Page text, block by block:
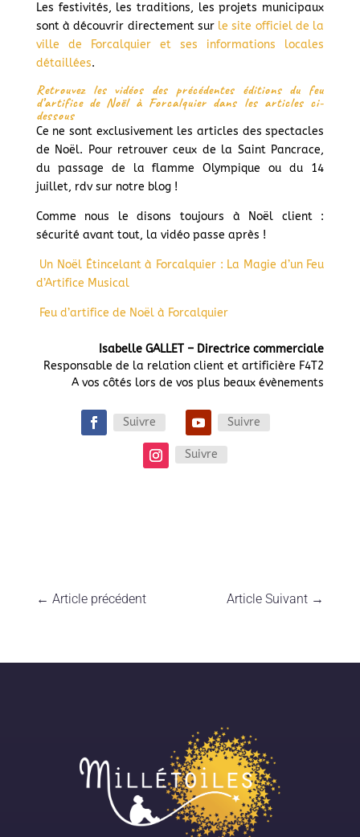
Les festivités, les traditions, les projets municipaux
sont à découvrir directement sur le site officiel de la
ville de Forcalquier et ses informations locales
détaillées.
Retrouvez les vidéos des précédentes éditions du feu
d’artifice de Noël à Forcalquier dans les articles ci-
dessous
Ce ne sont exclusivement les articles des spectacles
de Noël. Pour retrouver ceux de la Saint Pancrace,
du passage de la flamme Olympique ou du 14
juillet, rdv sur notre blog !
Comme nous le disons toujours à Noël client :
sécurité avant tout, la vidéo passe après !
Un Noël Étincelant à Forcalquier : La Magie d’un Feu
d’Artifice Musical
Feu d’artifice de Noël à Forcalquier
Isabelle GALLET – Directrice commerciale
Responsable de la relation client et artificière F4T2
A vos côtés lors de vos plus beaux évènements
Suivre Suivre
Suivre
← Article précédent Article Suivant →